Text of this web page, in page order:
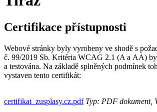
Certifikace přístupnosti
Webové stránky byly vyrobeny ve shodě s
č. 99/2019 Sb. Kritéria WCAG 2.1 (A a AA)
a testována. Na základě splněných podmínek
vystaven tento certifikát:
certifikat_zusplasy.cz.pdfTyp: PDF dokument,